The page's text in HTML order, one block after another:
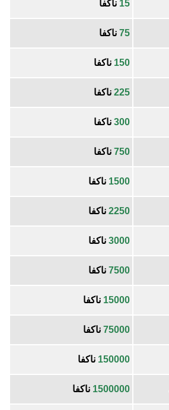
15 ناكفا
75 ناكفا
150 ناكفا
225 ناكفا
300 ناكفا
750 ناكفا
1500 ناكفا
2250 ناكفا
3000 ناكفا
7500 ناكفا
15000 ناكفا
75000 ناكفا
150000 ناكفا
1500000 ناكفا